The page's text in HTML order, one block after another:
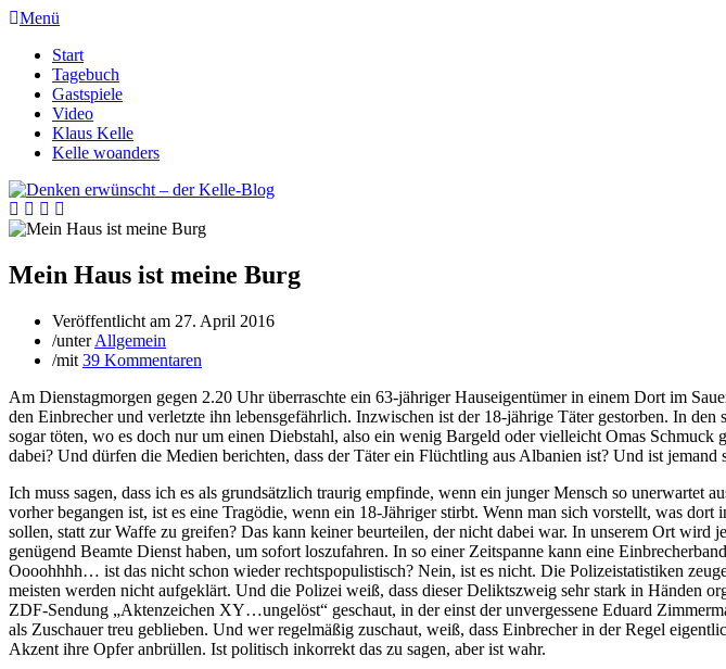
Menü
Start
Tagebuch
Gastspiele
Video
Klaus Kelle
Kelle woanders
Mein Haus ist meine Burg
Veröffentlicht am 27. April 2016
/unterAllgemein
/mit 39 Kommentaren
Am Dienstagmorgen gegen 2.20 Uhr überraschte ein 63-jähriger Hauseigentümer in einem Dort im
den Einbrecher und verletzte ihn lebensgefährlich. Inzwischen ist der 18-jährige Täter gestorben. In
sogar töten, wo es doch nur um einen Diebstahl, also ein wenig Bargeld oder vielleicht Omas
dabei? Und dürfen die Medien berichten, dass der Täter ein Flüchtling aus Albanien ist? Und ist
Ich muss sagen, dass ich es als grundsätzlich traurig empfinde, wenn ein junger Mensch so
vorher begangen ist, ist es eine Tragödie, wenn ein 18-Jähriger stirbt. Wenn man sich vorstellt, was
sollen, statt zur Waffe zu greifen? Das kann keiner beurteilen, der nicht dabei war. In unserem Ort
genügend Beamte Dienst haben, um sofort loszufahren. In so einer Zeitspanne kann eine
Oooohhhh… ist das nicht schon wieder rechtspopulistisch? Nein, ist es nicht. Die Polizeistatistiken
meisten werden nicht aufgeklärt. Und die Polizei weiß, dass dieser Deliktszweig sehr stark in Händen
ZDF-Sendung „Aktenzeichen XY…ungelöst“ geschaut, in der einst der unvergessene Eduard
als Zuschauer treu geblieben. Und wer regelmäßig zuschaut, weiß, dass Einbrecher in der Regel
Akzent ihre Opfer anbrüllen. Ist politisch inkorrekt das zu sagen, aber ist wahr.